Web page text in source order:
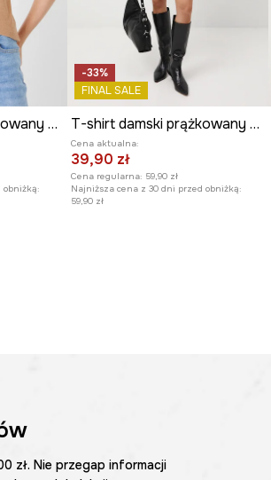
T-shirt damski prążkowany z modalem kolor beżowy
obniżką:
-33%
FINAL SALE
T-shirt damski prążkowany kolor biały
Cena aktualna:
39,90 zł
Cena regularna: 59,90 zł
Najniższa cena z 30 dni przed obniżką:
59,90 zł
zł. Nie przegap informacji